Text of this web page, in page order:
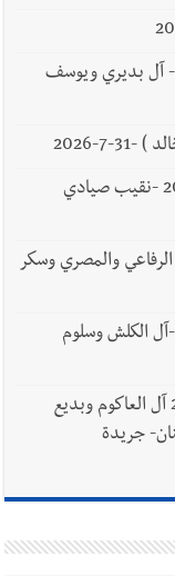
وفاة بدرية يوسف بديري -الدفن 1-8-2026 - آل بديري ويوسف
7-2026
وفاة الحاج مصطفى محمود بوجي -31-7-2026 -نقيب صيادي
نور الدين الرفاعي 30-7-2026 آل الرفاعي والمصري وسكر
وفاة الحاج حسن حسين الكلش -28-7-2027 -آل الكلش وسلوم
وفاة الحاجة غزالة محمد العاكوم 28-7-2026 آل العاكوم وبديع
جريدة